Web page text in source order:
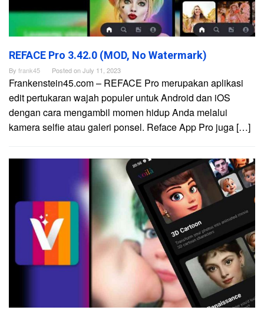
REFACE Pro 3.42.0 (MOD, No Watermark)
By frank45 Posted onJuly 11, 2023
Frankenstein45.com – REFACE Pro merupakan aplikasi
edit pertukaran wajah populer untuk Android dan iOS
dengan cara mengambil momen hidup Anda melalui
kamera selfie atau galeri ponsel. Reface App Pro juga […]